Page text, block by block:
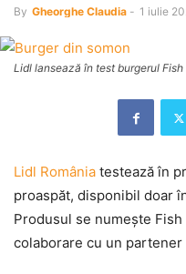
By Gheorghe Claudia - 1 iulie
Lidl lansează în test burgerul Fish
Lidl România testează în
proaspăt, disponibil doar
Produsul se numește
colaborare cu un partener